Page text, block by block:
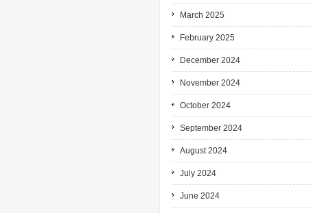
March 2025
February 2025
December 2024
November 2024
October 2024
September 2024
August 2024
July 2024
June 2024